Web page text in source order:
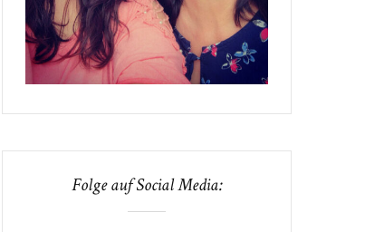
Folge auf Social Media: